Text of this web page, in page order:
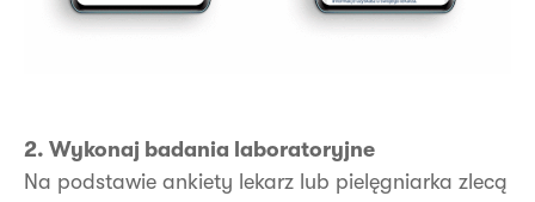
2. Wykonaj badania laboratoryjne
Na podstawie ankiety lekarz lub pielęgniarka zlecą